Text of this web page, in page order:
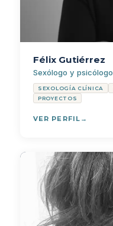
Félix Gutiérrez
Sexólogo y psicólogo
SEXOLOGÍA CLÍNICA
PROYECTOS
VER PERFIL